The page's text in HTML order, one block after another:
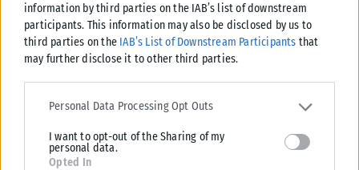
information by third parties on the IAB’s list of downstream
participants. This information may also be disclosed by us to
third parties on the IAB’s List of Downstream Participants that
may further disclose it to other third parties.
Please note that this website/app uses one or more Google
services and may gather and store information including but not
deny consent to Google and its third-party tags to use your data
for below specified purposes in below Google consent section.
Personal Data Processing Opt Outs
I want to opt-out of the Sharing of my
personal data.
Opted In
Υπουργείο Κλιματικής Κρίσης: Ενέργειες για την κρατική
αρωγή προς τους πυρόπληκτους